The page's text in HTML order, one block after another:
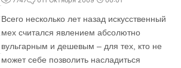
Всего несколько лет назад искусственный
мех считался явлением абсолютно
вульгарным и дешевым – для тех, кто не
может себе позволить насладиться